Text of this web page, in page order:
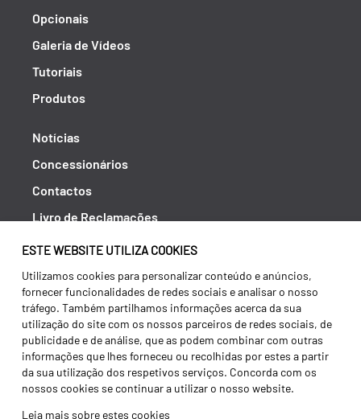
ESTE WEBSITE UTILIZA COOKIES
Utilizamos cookies para personalizar conteúdo e anúncios,
fornecer funcionalidades de redes sociais e analisar o nosso
tráfego. Também partilhamos informações acerca da sua
utilização do site com os nossos parceiros de redes sociais, de
publicidade e de análise, que as podem combinar com outras
informações que lhes forneceu ou recolhidas por estes a partir
da sua utilização dos respetivos serviços. Concorda com os
nossos cookies se continuar a utilizar o nosso website.
Leia mais sobre estes cookies
Opcionais
Galeria de Vídeos
Tutoriais
Produtos
Notícias
Concessionários
Contactos
Livro de Reclamações
Política de Privacidade
Canal de Denúncias (RGPC)
Termos e condições